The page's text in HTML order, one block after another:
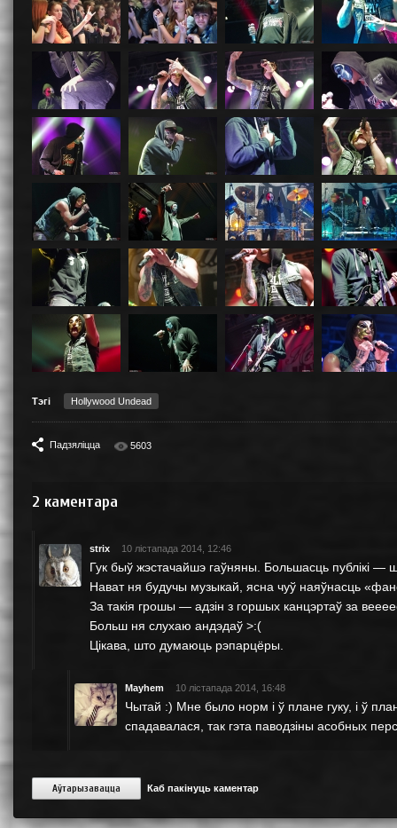
Тэгі Hollywood Undead
Падзяліцца 5603
2 каментара
strix 10 лістапада 2014, 12:46
Гук быў жэстачайшэ гаўняны. Большасць публікі
Нават ня будучы музыкай, ясна чуў наяўнасць
За такія грошы — адзін з горшых канцэртаў за
Больш ня слухаю андэдаў >:(
Цікава, што думаюць рэпарцёры.
Mayhem 10 лістапада 2014, 16:48
Чытай :) Мне было норм і ў плане гуку, і ў
спадавалася, так гэта паводзіны асобных
Аўтарызавацца Каб пакінуць каментар